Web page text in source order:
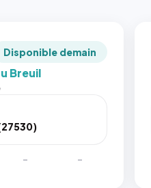
Disponible demain
Breuil
- -